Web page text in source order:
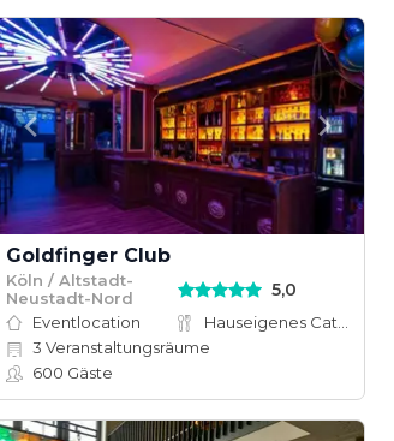
Goldfinger Club
Köln / Altstadt-
Neustadt-Nord
5,0
Eventlocation
3 Veranstaltungsräume
600 Gäste